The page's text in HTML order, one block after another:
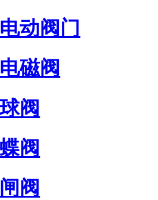
动阀门
磁阀
阀
阀
阀